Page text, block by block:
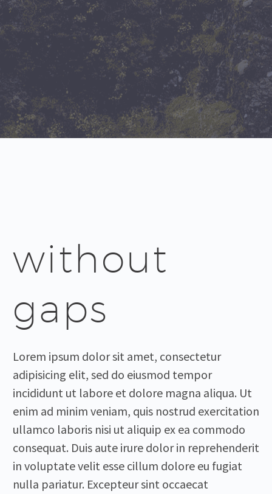
without
gaps
Lorem ipsum dolor sit amet, consectetur
adipisicing elit, sed do eiusmod tempor
incididunt ut labore et dolore magna aliqua. Ut
enim ad minim veniam, quis nostrud exercitation
ullamco laboris nisi ut aliquip ex ea commodo
consequat. Duis aute irure dolor in reprehenderit
in voluptate velit esse cillum dolore eu fugiat
nulla pariatur. Excepteur sint occaecat